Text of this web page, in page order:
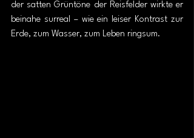
der satten Grüntöne der Reisfelder wirkte er
beinahe surreal – wie ein leiser Kontrast zur
Erde, zum Wasser, zum Leben ringsum.